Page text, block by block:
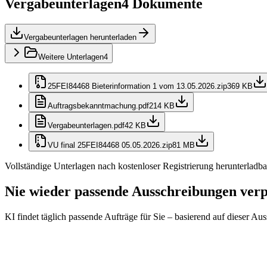
Vergabeunterlagen4 Dokumente
Vergabeunterlagen herunterladen
Weitere Unterlagen4
25FEI84468 Bieterinformation 1 vom 13.05.2026.zip369 KB
Auftragsbekanntmachung.pdf214 KB
Vergabeunterlagen.pdf42 KB
VU final 25FEI84468 05.05.2026.zip81 MB
Vollständige Unterlagen nach kostenloser Registrierung
Nie wieder passende Ausschreibungen
KI findet täglich passende Aufträge für Sie – basierend auf dieser